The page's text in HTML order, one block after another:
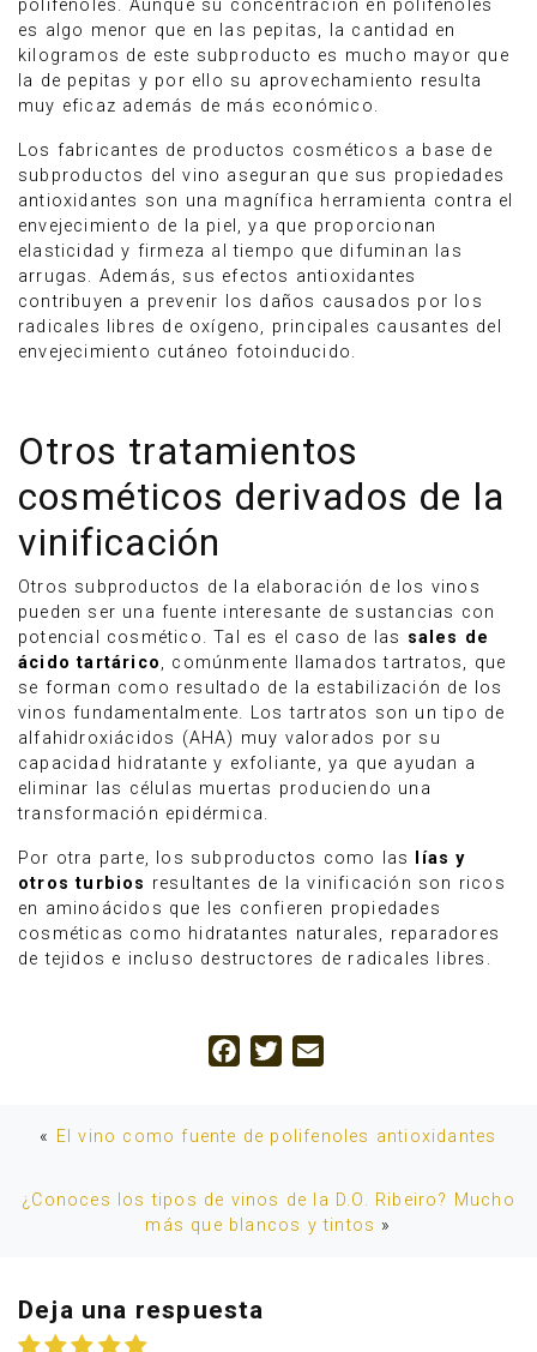
polifenoles. Aunque su concentración en polifenoles
es algo menor que en las pepitas, la cantidad en
kilogramos de este subproducto es mucho mayor que
la de pepitas y por ello su aprovechamiento resulta
muy eficaz además de más económico.
Los fabricantes de productos cosméticos a base de
subproductos del vino aseguran que sus propiedades
antioxidantes son una magnífica herramienta contra el
envejecimiento de la piel, ya que proporcionan
elasticidad y firmeza al tiempo que difuminan las
arrugas. Además, sus efectos antioxidantes
contribuyen a prevenir los daños causados por los
radicales libres de oxígeno, principales causantes del
envejecimiento cutáneo fotoinducido.
Otros tratamientos
cosméticos derivados de la
vinificación
Otros subproductos de la elaboración de los vinos
pueden ser una fuente interesante de sustancias con
potencial cosmético. Tal es el caso de las sales de
ácido tartárico, comúnmente llamados tartratos, que
se forman como resultado de la estabilización de los
vinos fundamentalmente. Los tartratos son un tipo de
alfahidroxiácidos (AHA) muy valorados por su
capacidad hidratante y exfoliante, ya que ayudan a
eliminar las células muertas produciendo una
transformación epidérmica.
Por otra parte, los subproductos como las
lías y
otros turbios resultantes de la vinificación son ricos
en aminoácidos que les confieren propiedades
cosméticas como hidratantes naturales, reparadores
de tejidos e incluso destructores de radicales libres.
Facebook
Twitter
« El vino como fuente de polifenoles antioxidantes
¿Conoces los tipos de vinos de la D.O. Ribeiro? Mucho
más que blancos y tintos »
Deja una respuesta